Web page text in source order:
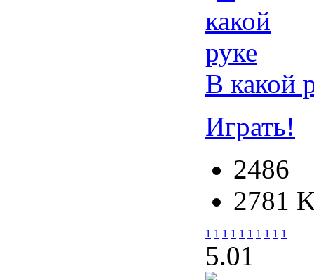
В какой
Играть!
2486
2781
1 1 1 1 1 1 1 1 1 1
5.01